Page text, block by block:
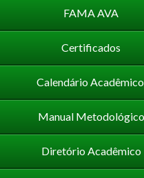
FAMA AVA
Certificados
Calendário Acadêmico
Manual Metodológico
Diretório Acadêmico